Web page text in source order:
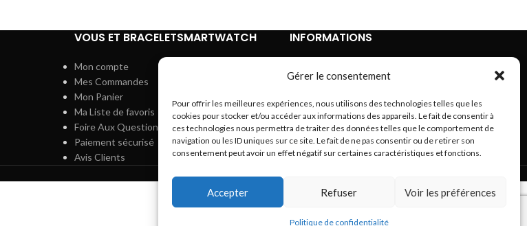
Gérer le consentement
Pour offrir les meilleures expériences, nous utilisons des technologies telles que les
cookies pour stocker et/ou accéder aux informations des appareils. Le fait de consentir à
ces technologies nous permettra de traiter des données telles que le comportement de
navigation ou les ID uniques sur ce site. Le fait de ne pas consentir ou de retirer son
consentement peut avoir un effet négatif sur certaines caractéristiques et fonctions.
Accepter Refuser Voir les préférences
Politique de confidentialité
VOUS ET BRACELETSMARTWATCH
Mon compte
Mes Commandes
Mon Panier
Ma Liste de favoris
Foire Aux Questions
Paiement sécurisé
Avis Clients
INFORMATIONS
Mentions légales
Retours et remboursements
Politique de confidentialité
A propos
Plan du site